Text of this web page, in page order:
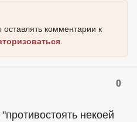
комментарии к
0
некоей